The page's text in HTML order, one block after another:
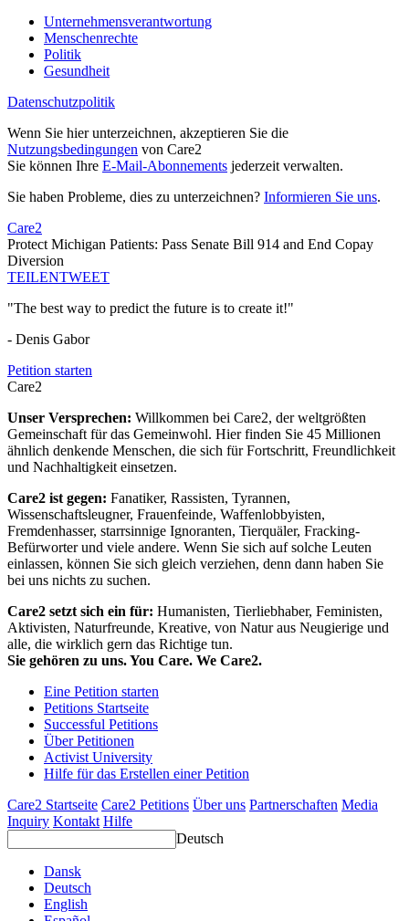
Unternehmensverantwortung
Menschenrechte
Politik
Gesundheit
Datenschutzpolitik
Wenn Sie hier unterzeichnen, akzeptieren Sie die
Nutzungsbedingungen von Care2
Sie können Ihre E-Mail-Abonnements jederzeit verwalten.
Sie haben Probleme, dies zu unterzeichnen? Informieren Sie uns.
Care2
Protect Michigan Patients: Pass Senate Bill 914 and End Copay
Diversion
TEILENTWEET
"The best way to predict the future is to create it!"
- Denis Gabor
Petition starten
Care2
Unser Versprechen: Willkommen bei Care2, der weltgrößten
Gemeinschaft für das Gemeinwohl. Hier finden Sie 45 Millionen
ähnlich denkende Menschen, die sich für Fortschritt, Freundlichkeit
und Nachhaltigkeit einsetzen.
Care2 ist gegen: Fanatiker, Rassisten, Tyrannen,
Wissenschaftsleugner, Frauenfeinde, Waffenlobbyisten,
Fremdenhasser, starrsinnige Ignoranten, Tierquäler, Fracking-
Befürworter und viele andere. Wenn Sie sich auf solche Leuten
einlassen, können Sie sich gleich verziehen, denn dann haben Sie
bei uns nichts zu suchen.
Care2 setzt sich ein für: Humanisten, Tierliebhaber, Feministen,
Aktivisten, Naturfreunde, Kreative, von Natur aus Neugierige und
alle, die wirklich gern das Richtige tun.
Sie gehören zu uns. You Care. We Care2.
Eine Petition starten
Petitions Startseite
Successful Petitions
Über Petitionen
Activist University
Hilfe für das Erstellen einer Petition
Care2 Startseite Care2 Petitions Über uns Partnerschaften Media
Inquiry Kontakt Hilfe
Deutsch
Dansk
Deutsch
English